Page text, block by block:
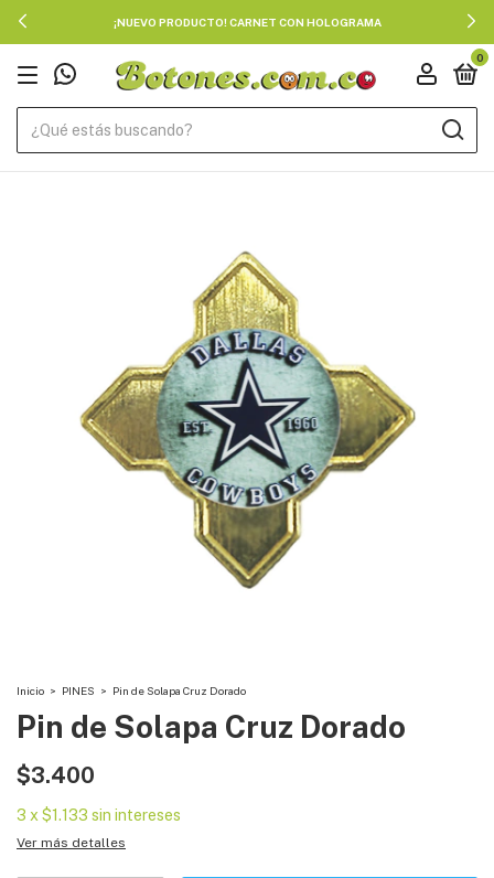
¡NUEVO PRODUCTO! CARNET CON HOLOGRAMA
0
Inicio > PINES > Pin de Solapa Cruz Dorado
Pin de Solapa Cruz Dorado
$3.400
3 x $1.133 sin intereses
Ver más detalles